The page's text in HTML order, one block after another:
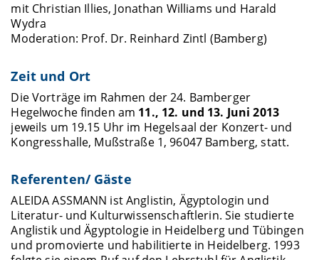
mit Christian Illies, Jonathan Williams und Harald
Wydra
Moderation: Prof. Dr. Reinhard Zintl (Bamberg)
Zeit und Ort
Die Vorträge im Rahmen der 24. Bamberger
Hegelwoche finden am 11., 12. und 13. Juni 2013
jeweils um 19.15 Uhr im Hegelsaal der Konzert- und
Kongresshalle, Mußstraße 1, 96047 Bamberg, statt.
Referenten/ Gäste
ALEIDA ASSMANN ist Anglistin, Ägyptologin und
Literatur- und Kulturwissenschaftlerin. Sie studierte
Anglistik und Ägyptologie in Heidelberg und Tübingen
und promovierte und habilitierte in Heidelberg. 1993